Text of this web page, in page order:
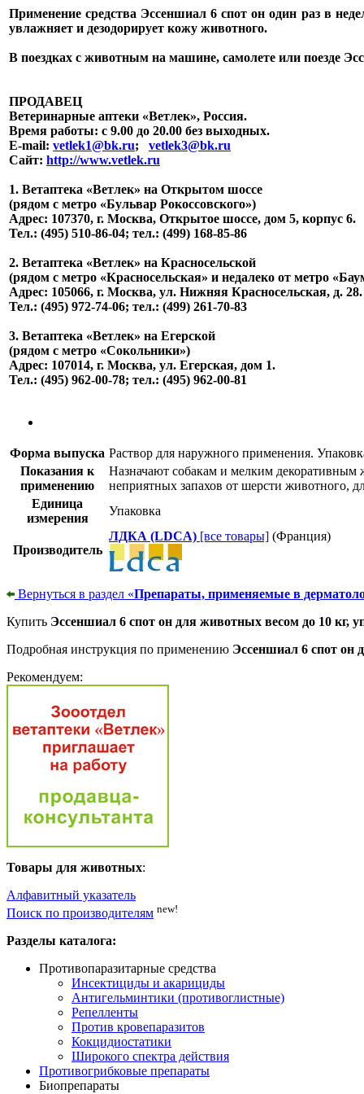
Применение средства Эссеншиал 6 спот он один раз в
увлажняет и дезодорирует кожу животного.
В поездках с животным на машине, самолете или поезде
ПРОДАВЕЦ
Ветеринарные аптеки «Ветлек», Россия.
Время работы: с 9.00 до 20.00 без выходных.
E-mail: vetlek1@bk.ru; vetlek3@bk.ru
Сайт: http://www.vetlek.ru
1. Ветаптека «Ветлек» на Открытом шоссе
(рядом с метро «Бульвар Рокоссовского»)
Адрес: 107370, г. Москва, Открытое шоссе, дом 5, корпус 6.
Тел.: (495) 510-86-04; тел.: (499) 168-85-86
2. Ветаптека «Ветлек» на Красносельской
(рядом с метро «Красносельская» и недалеко от метро
Адрес: 105066, г. Москва, ул. Нижняя Красносельская, д. 28.
Тел.: (495) 972-74-06; тел.: (499) 261-70-83
3. Ветаптека «Ветлек» на Егерской
(рядом с метро «Сокольники»)
Адрес: 107014, г. Москва, ул. Егерская, дом 1.
Тел.: (495) 962-00-78; тел.: (495) 962-00-81
Форма выпуска Раствор для наружного применения.
Показания к
применению
Назначают собакам и мелким
неприятных запахов от шерсти животного,
Единица
измерения
Упаковка
Производитель
ЛДКА (LDCA) [все товары] (Франция)
Вернуться в раздел «Препараты, применяемые в
Купить Эссеншиал 6 спот он для животных весом до 10 кг,
Подробная инструкция по применению Эссеншиал 6 спот он
Рекомендуем:
Товары для животных:
Алфавитный указатель
Поиск по производителям new!
Разделы каталога:
Противопаразитарные средства
Инсектициды и акарициды
Антигельминтики (противоглистные)
Репелленты
Против кровепаразитов
Кокцидиостатики
Широкого спектра действия
Противогрибковые препараты
Биопрепараты